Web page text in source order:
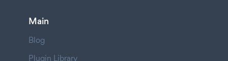
Main
Blog
Plugin Library